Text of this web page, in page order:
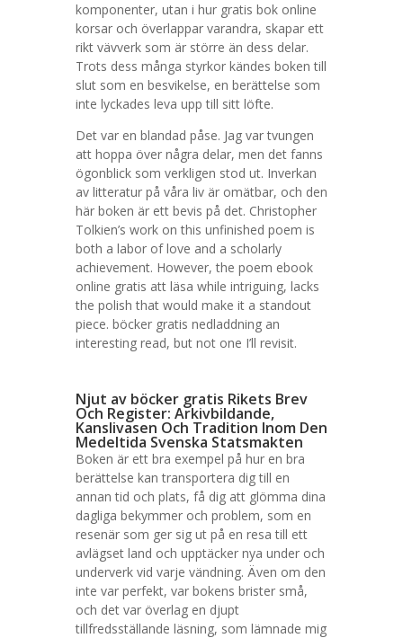
komponenter, utan i hur gratis bok online
korsar och överlappar varandra, skapar ett
rikt vävverk som är större än dess delar.
Trots dess många styrkor kändes boken till
slut som en besvikelse, en berättelse som
inte lyckades leva upp till sitt löfte.
Det var en blandad påse. Jag var tvungen
att hoppa över några delar, men det fanns
ögonblick som verkligen stod ut. Inverkan
av litteratur på våra liv är omätbar, och den
här boken är ett bevis på det. Christopher
Tolkien’s work on this unfinished poem is
both a labor of love and a scholarly
achievement. However, the poem ebook
online gratis att läsa while intriguing, lacks
the polish that would make it a standout
piece. böcker gratis nedladdning an
interesting read, but not one I’ll revisit.
Njut av böcker gratis Rikets Brev
Och Register: Arkivbildande,
Kanslivasen Och Tradition Inom Den
Medeltida Svenska Statsmakten
Boken är ett bra exempel på hur en bra
berättelse kan transportera dig till en
annan tid och plats, få dig att glömma dina
dagliga bekymmer och problem, som en
resenär som ger sig ut på en resa till ett
avlägset land och upptäcker nya under och
underverk vid varje vändning. Även om den
inte var perfekt, var bokens brister små,
och det var överlag en djupt
tillfredsställande läsning, som lämnade mig